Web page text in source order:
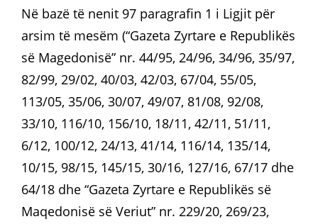
Në bazë të nenit 97 paragrafin 1 i Ligjit për
arsim të mesëm (“Gazeta Zyrtare e Republikës
së Magedonisë” nr. 44/95, 24/96, 34/96, 35/97,
82/99, 29/02, 40/03, 42/03, 67/04, 55/05,
113/05, 35/06, 30/07, 49/07, 81/08, 92/08,
33/10, 116/10, 156/10, 18/11, 42/11, 51/11,
6/12, 100/12, 24/13, 41/14, 116/14, 135/14,
10/15, 98/15, 145/15, 30/16, 127/16, 67/17 dhe
64/18 dhe “Gazeta Zyrtare e Republikës së
Maqedonisë së Veriut” nr. 229/20, 269/23,